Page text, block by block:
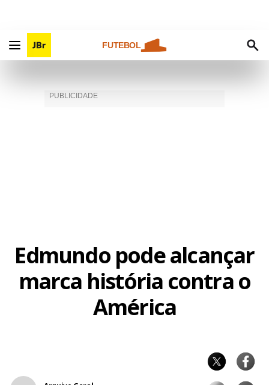
FUTEBOL
Edmundo pode alcançar
marca história contra o
América